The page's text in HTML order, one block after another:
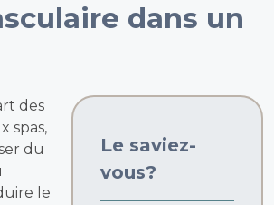
dans un
Le saviez-
vous?
des
spas,
du
le